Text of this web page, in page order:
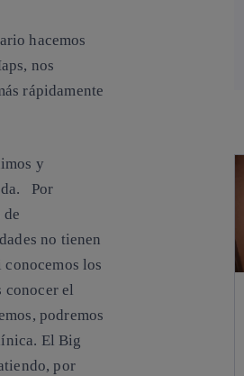
hacemos
nos
rápidamente
y
Por
no tienen
los
conocer el
podremos
El Big
por